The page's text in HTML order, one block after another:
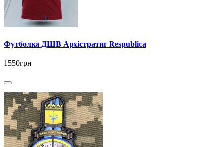
Футболка ДШВ Архістратиг Respublica
1550грн